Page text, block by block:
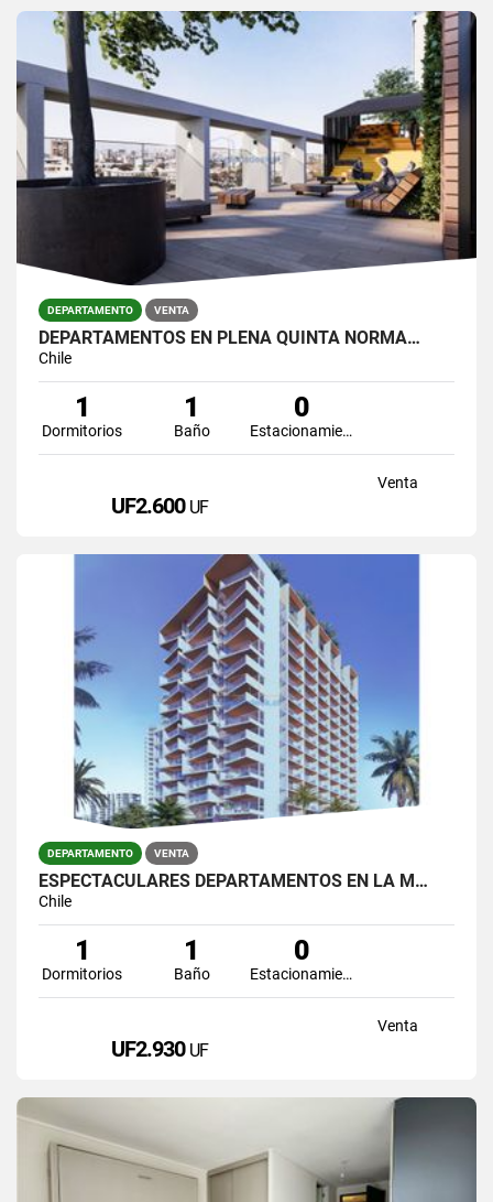
DEPARTAMENTO VENTA
DEPARTAMENTOS EN PLENA QUINTA NORMA…
Chile
1
Dormitorios
1
Baño
0
Estacionamiento
Venta
UF2.600 UF
DEPARTAMENTO VENTA
ESPECTACULARES DEPARTAMENTOS EN LA M…
Chile
1
Dormitorios
1
Baño
0
Estacionamiento
Venta
UF2.930 UF